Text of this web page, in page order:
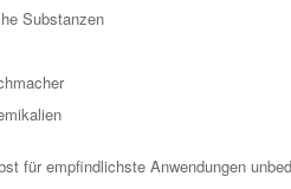
Substanzen
für empfindlichste Anwendungen